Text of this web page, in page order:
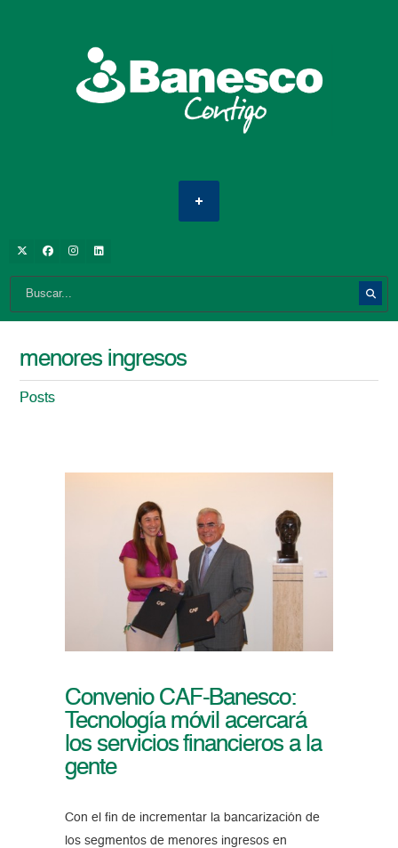
menores ingresos
Posts
Convenio CAF-Banesco:
Tecnología móvil acercará
los servicios financieros a la
gente
Con el fin de incrementar la bancarización de
los segmentos de menores ingresos en